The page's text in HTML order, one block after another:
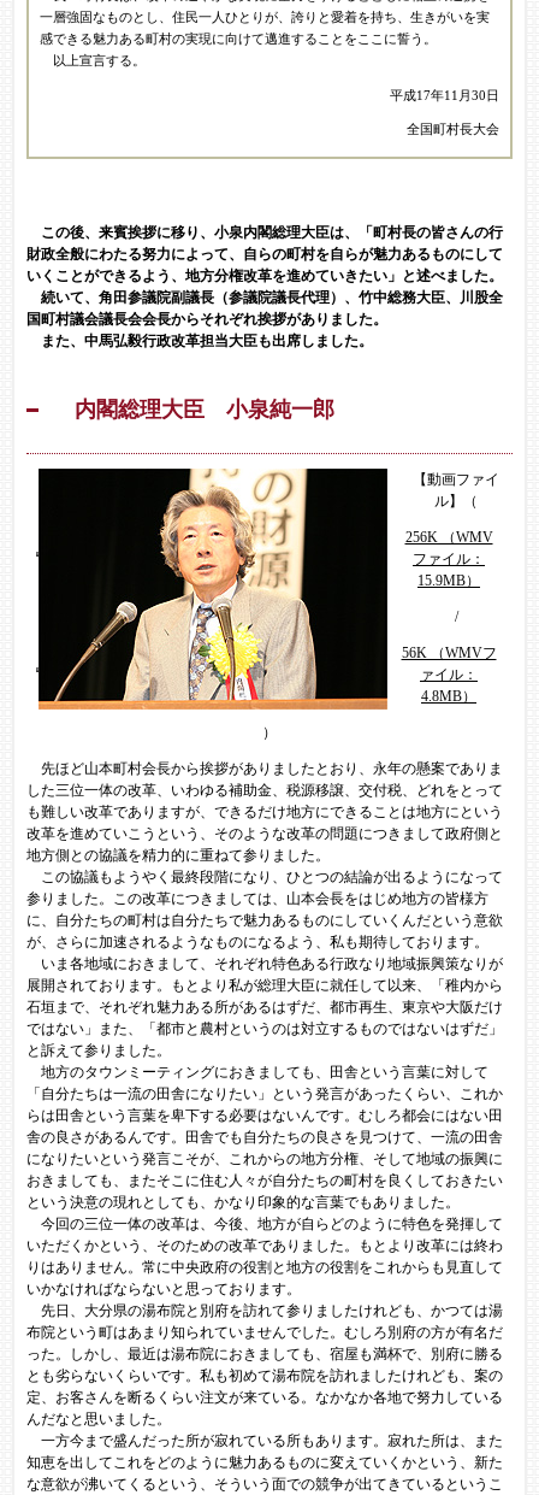
一層強固なものとし、住民一人ひとりが、誇りと愛着を持ち、生きがいを実
感できる魅力ある町村の実現に向けて邁進することをここに誓う。
以上宣言する。
平成17年11月30日
全国町村長大会
この後、来賓挨拶に移り、小泉内閣総理大臣は、「町村長の皆さんの行
財政全般にわたる努力によって、自らの町村を自らが魅力あるものにして
いくことができるよう、地方分権改革を進めていきたい」と述べました。
続いて、角田参議院副議長（参議院議長代理）、竹中総務大臣、川股全
国町村議会議長会会長からそれぞれ挨拶がありました。
また、中馬弘毅行政改革担当大臣も出席しました。
内閣総理大臣 小泉純一郎
【動画ファイ
ル】（
256K （WMV
ファイル：
15.9MB）
/
56K （WMVフ
ァイル：
4.8MB）
）
先ほど山本町村会長から挨拶がありましたとおり、永年の懸案でありま
した三位一体の改革、いわゆる補助金、税源移譲、交付税、どれをとって
も難しい改革でありますが、できるだけ地方にできることは地方にという
改革を進めていこうという、そのような改革の問題につきまして政府側と
地方側との協議を精力的に重ねて参りました。
この協議もようやく最終段階になり、ひとつの結論が出るようになって
参りました。この改革につきましては、山本会長をはじめ地方の皆様方
に、自分たちの町村は自分たちで魅力あるものにしていくんだという意欲
が、さらに加速されるようなものになるよう、私も期待しております。
いま各地域におきまして、それぞれ特色ある行政なり地域振興策なりが
展開されております。もとより私が総理大臣に就任して以来、「稚内から
石垣まで、それぞれ魅力ある所があるはずだ、都市再生、東京や大阪だけ
ではない」また、「都市と農村というのは対立するものではないはずだ」
と訴えて参りました。
地方のタウンミーティングにおきましても、田舎という言葉に対して
「自分たちは一流の田舎になりたい」という発言があったくらい、これか
らは田舎という言葉を卑下する必要はないんです。むしろ都会にはない田
舎の良さがあるんです。田舎でも自分たちの良さを見つけて、一流の田舎
になりたいという発言こそが、これからの地方分権、そして地域の振興に
おきましても、またそこに住む人々が自分たちの町村を良くしておきたい
という決意の現れとしても、かなり印象的な言葉でもありました。
今回の三位一体の改革は、今後、地方が自らどのように特色を発揮して
いただくかという、そのための改革でありました。もとより改革には終わ
りはありません。常に中央政府の役割と地方の役割をこれからも見直して
いかなければならないと思っております。
先日、大分県の湯布院と別府を訪れて参りましたけれども、かつては湯
布院という町はあまり知られていませんでした。むしろ別府の方が有名だ
った。しかし、最近は湯布院におきましても、宿屋も満杯で、別府に勝る
とも劣らないくらいです。私も初めて湯布院を訪れましたけれども、案の
定、お客さんを断るくらい注文が来ている。なかなか各地で努力している
んだなと思いました。
一方今まで盛んだった所が寂れている所もあります。寂れた所は、また
知恵を出してこれをどのように魅力あるものに変えていくかという、新た
な意欲が沸いてくるという、そういう面での競争が出てきているというこ